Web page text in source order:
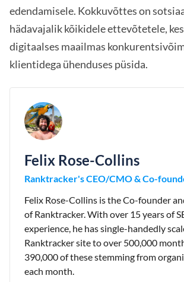
edendamisele. Kokkuvõttes on
hädavajalik kõikidele ettevõtetele,
digitaalses maailmas
klientidega ühenduses püsida.
Felix Rose-Collins
Ranktracker's CEO/CMO & Co-
Felix Rose-Collins is the Co-founder
of Ranktracker. With over 15 years of
experience, he has single-handedly
Ranktracker site to over 500,000
390,000 of these stemming from
each month.